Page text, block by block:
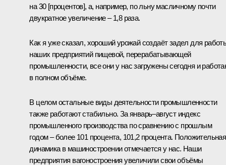
на 30 [процентов], а, например, по льну масличному почти
двукратное увеличение – 1,8 раза.
Как я уже сказал, хороший урожай создаёт задел для
наших предприятий пищевой, перерабатывающей
промышленности, все они у нас загружены сегодня и
в полном объёме.
В целом остальные виды деятельности промышленности
также работают стабильно. За январь–август индекс
промышленного производства по сравнению с прошлым
годом – более 101 процента, 101,2 процента. Положительная
динамика в машиностроении отмечается у нас. Наши
предприятия вагоностроения увеличили свои объёмы